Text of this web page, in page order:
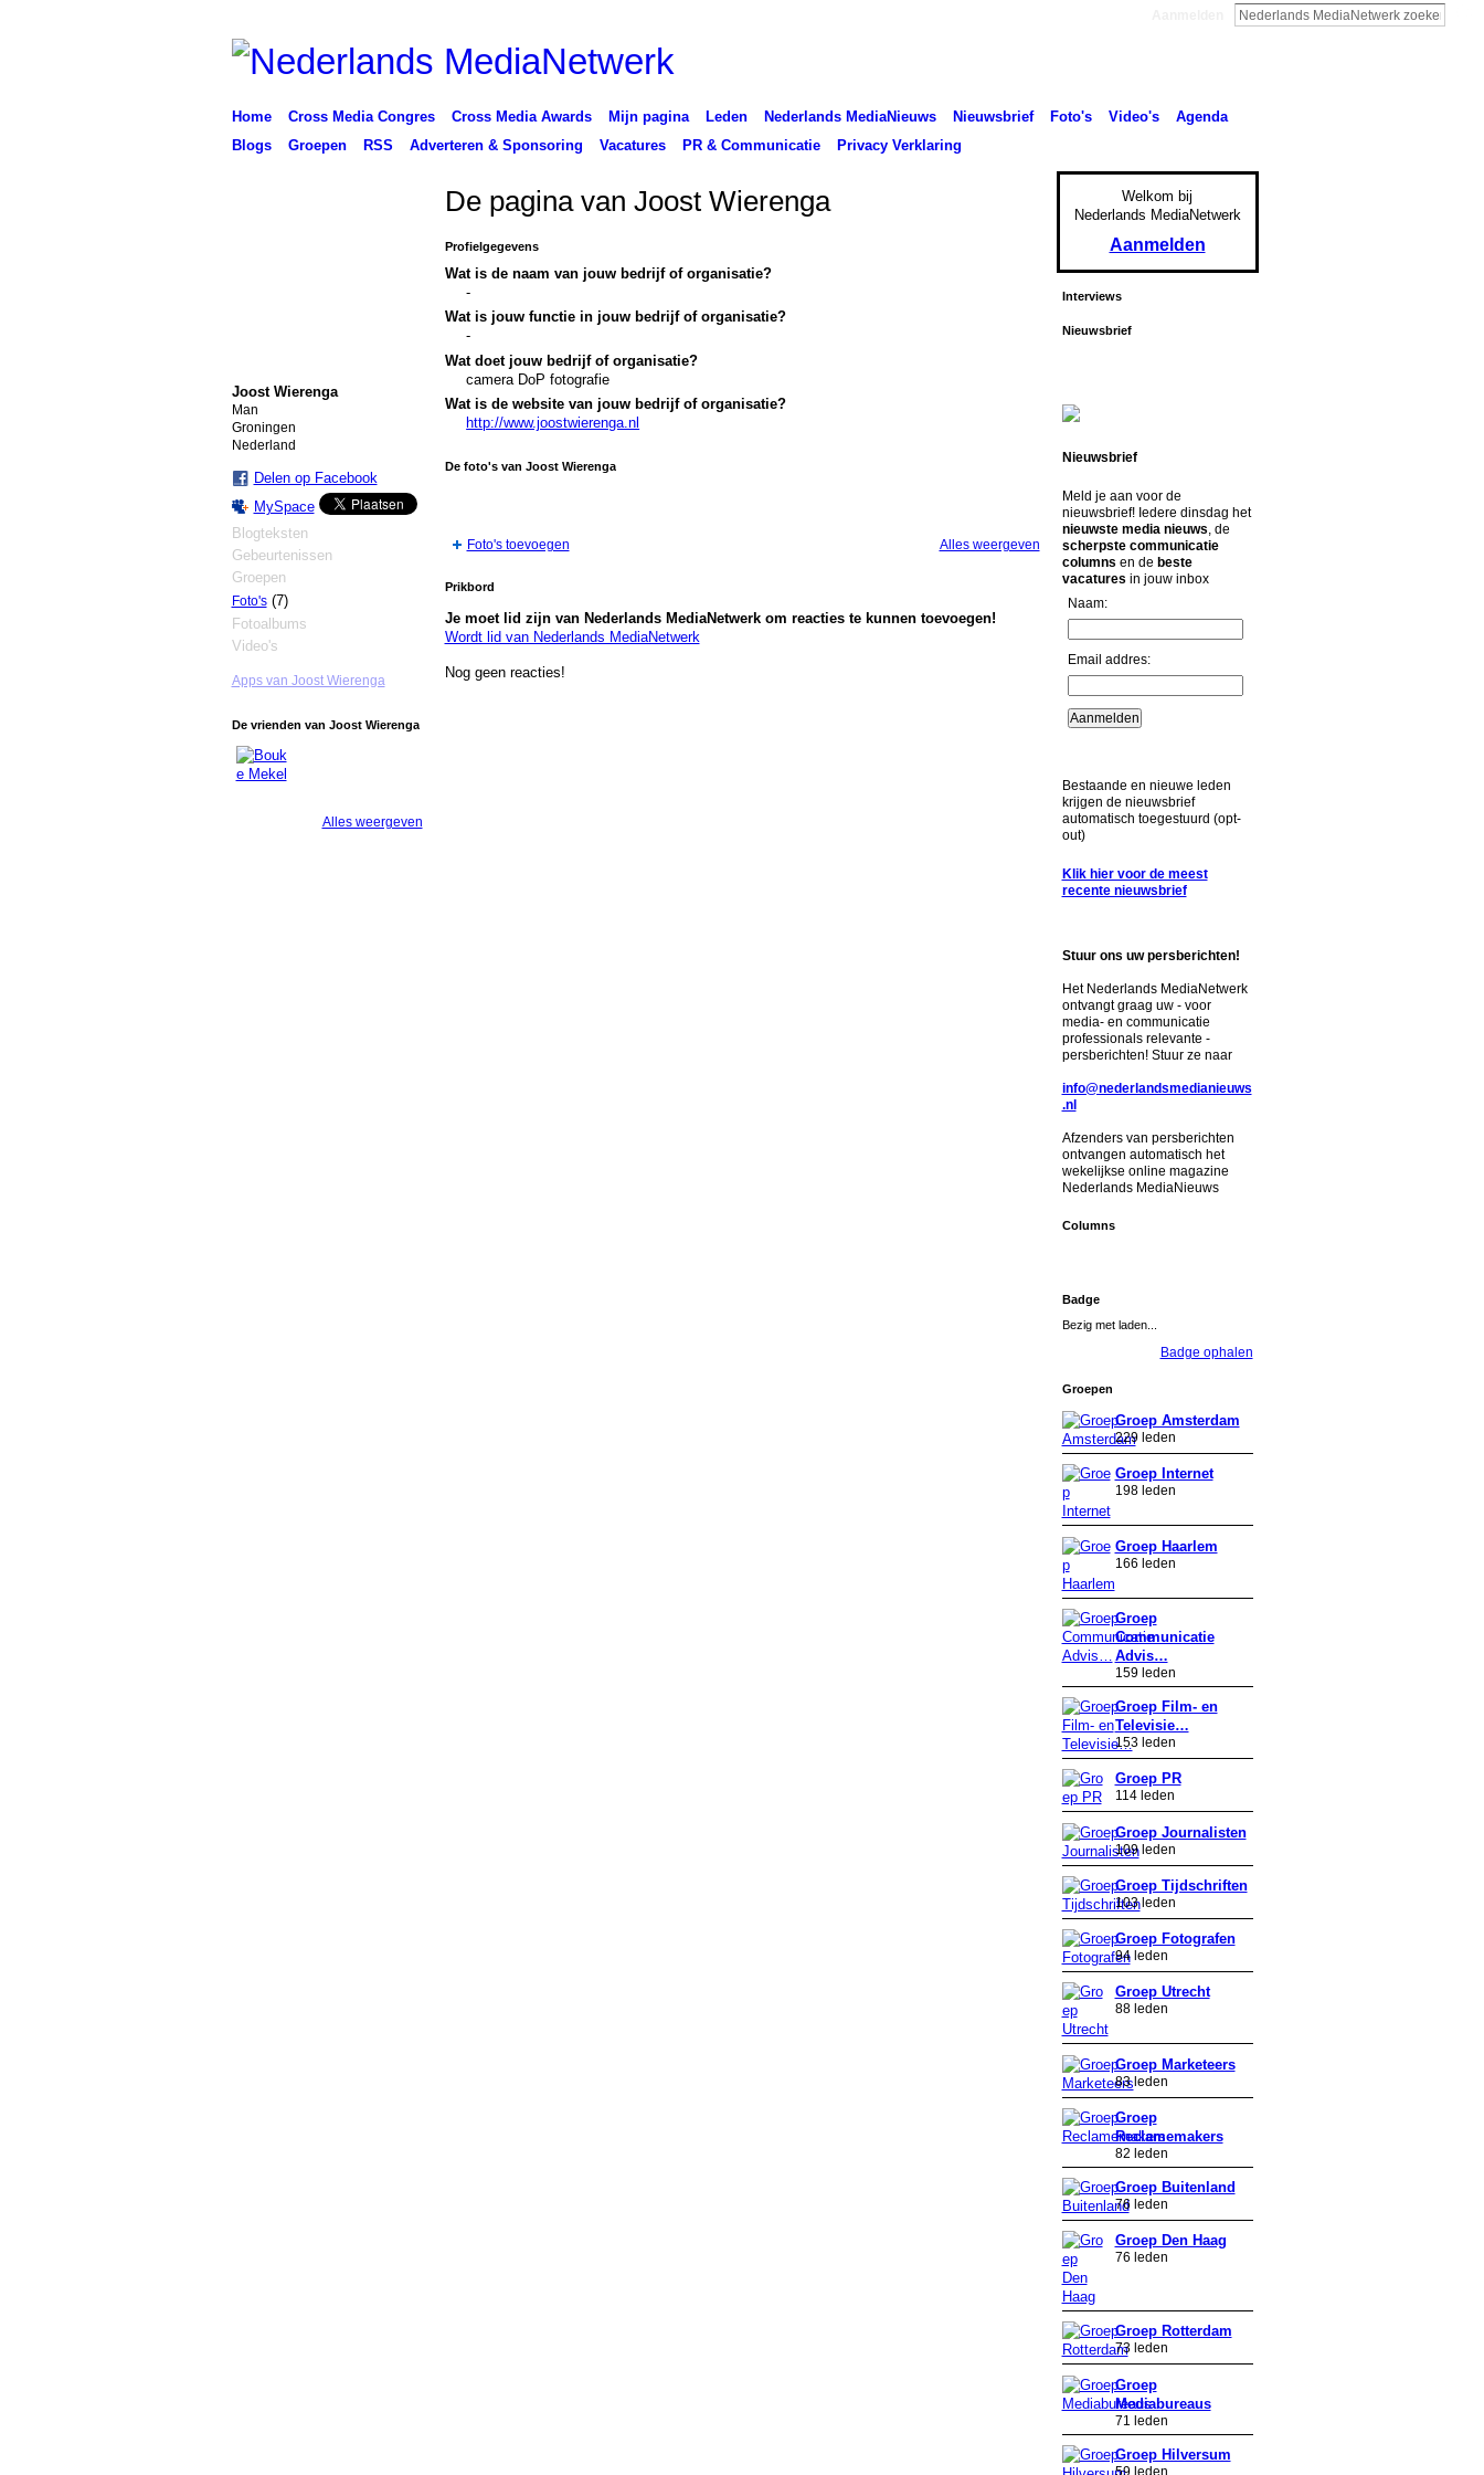
Home Cross Media Congres Cross Media Awards Mijn pagina Leden Nederlands MediaNieuws Nieuwsbrief Foto's Video's
Agenda
Blogs
Groepen RSS Adverteren & Sponsoring Vacatures PR & Communicatie Privacy Verklaring
Joost Wierenga
Man
Groningen
Nederland
Delen op Facebook
MySpace
Blogteksten
Gebeurtenissen
Groepen
Foto's(7)
Fotoalbums
Video's
Apps van Joost Wierenga
De vrienden van Joost Wierenga
Alles weergeven
De pagina van Joost Wierenga
Profielgegevens
Wat is de naam van jouw bedrijf of organisatie?
-
Wat is jouw functie in jouw bedrijf of organisatie?
-
Wat doet jouw bedrijf of organisatie?
camera DoP fotografie
Wat is de website van jouw bedrijf of organisatie?
http://www.joostwierenga.nl
De foto's van Joost Wierenga
Foto's toevoegen Alles weergeven
Prikbord
Je moet lid zijn van Nederlands MediaNetwerk om reacties te kunnen toevoegen!
Wordt lid van Nederlands MediaNetwerk
Nog geen reacties!
Welkom bij
Nederlands MediaNetwerk
Aanmelden
Interviews
Nieuwsbrief
Nieuwsbrief
Meld je aan voor de
nieuwsbrief! Iedere dinsdag het
nieuwste media nieuws , de
scherpste communicatie
columns en de beste
vacatures in jouw inbox
Naam:
Email addres:
Bestaande en nieuwe leden
krijgen de nieuwsbrief
automatisch toegestuurd (opt-
out)
Klik hier voor de meest
recente nieuwsbrief
Stuur ons uw persberichten!
Het Nederlands MediaNetwerk
ontvangt graag uw - voor
media- en communicatie
professionals relevante -
persberichten! Stuur ze naar
info@nederlandsmedianieuws
.nl
Afzenders van persberichten
ontvangen automatisch het
wekelijkse online magazine
Nederlands MediaNieuws
Columns
Badge
Bezig met laden...
Badge ophalen
Groepen
Groep Amsterdam
229 leden
Groep Internet
198 leden
Groep Haarlem
166 leden
Groep
Communicatie
Advis…
159 leden
Groep Film- en
Televisie…
153 leden
Groep PR
114 leden
Groep Journalisten
109 leden
Groep Tijdschriften
103 leden
Groep Fotografen
94 leden
Groep Utrecht
88 leden
Groep Marketeers
83 leden
Groep
Reclamemakers
82 leden
Groep Buitenland
76 leden
Groep Den Haag
76 leden
Groep Rotterdam
73 leden
Groep
Mediabureaus
71 leden
Groep Hilversum
59 leden